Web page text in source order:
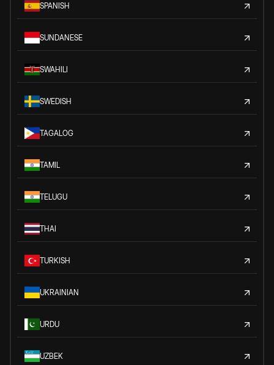
SPANISH
SUNDANESE
SWAHILI
SWEDISH
TAGALOG
TAMIL
TELUGU
THAI
TURKISH
UKRAINIAN
URDU
UZBEK